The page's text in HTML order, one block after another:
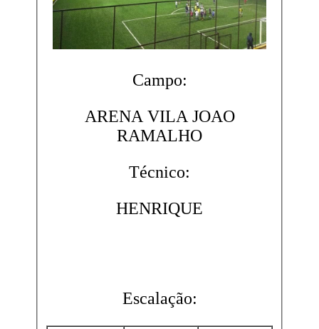
Campo:
ARENA VILA JOAO
RAMALHO
Técnico:
HENRIQUE
Escalação: